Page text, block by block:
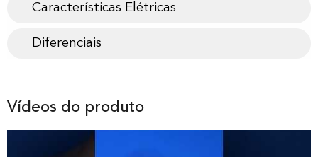
Características Elétricas
Diferenciais
Vídeos do produto